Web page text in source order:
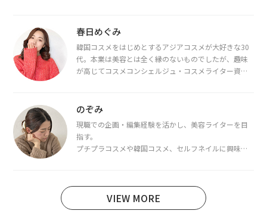
春日めぐみ
韓国コスメをはじめとするアジアコスメが大好きな30
代。本業は美容とは全く縁のないものでしたが、趣味
が高じてコスメコンシェルジュ・コスメライター資格
断・骨格診断によるイメージコンサルティングも行っ
のぞみ
現職での企画・編集経験を活かし、美容ライターを目
指す。
プチプラコスメや韓国コスメ、セルフネイルに興味が
日本化粧品検定1級保有。
VIEW MORE